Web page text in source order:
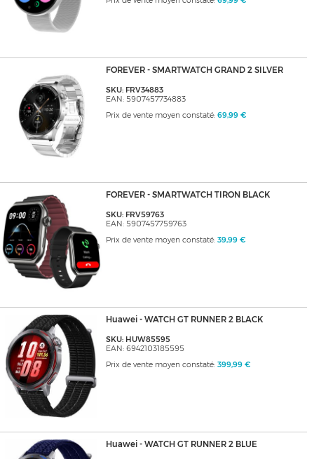
FOREVER - SMARTWATCH GRAND 2 SILVER
SKU: FRV34883
EAN: 5907457734883
Prix de vente moyen constaté: 69,99 €
FOREVER - SMARTWATCH TIRON BLACK
SKU: FRV59763
EAN: 5907457759763
Prix de vente moyen constaté: 39,99 €
Huawei - WATCH GT RUNNER 2 BLACK
SKU: HUW85595
EAN: 6942103185595
Prix de vente moyen constaté: 399,99 €
Huawei - WATCH GT RUNNER 2 BLUE